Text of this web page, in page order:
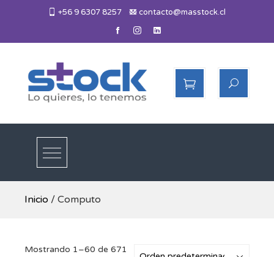
+56 9 6307 8257 contacto@masstock.cl
Más Stock
Inicio / Computo
Mostrando 1–60 de 671